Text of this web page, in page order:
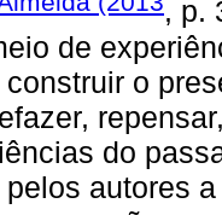
, p.
de
o
do
autores